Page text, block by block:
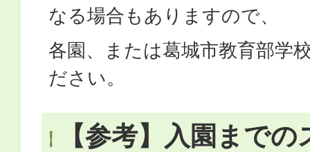
なる場合もありますので、
各園、または葛城市教育部学
ださい。
【参考】入園まで